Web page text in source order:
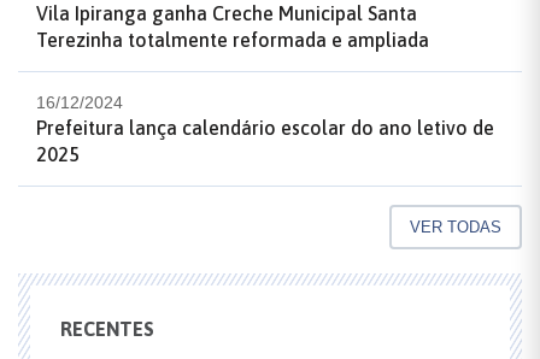
Vila Ipiranga ganha Creche Municipal Santa
Terezinha totalmente reformada e ampliada
16/12/2024
Prefeitura lança calendário escolar do ano letivo de
2025
VER TODAS
RECENTES